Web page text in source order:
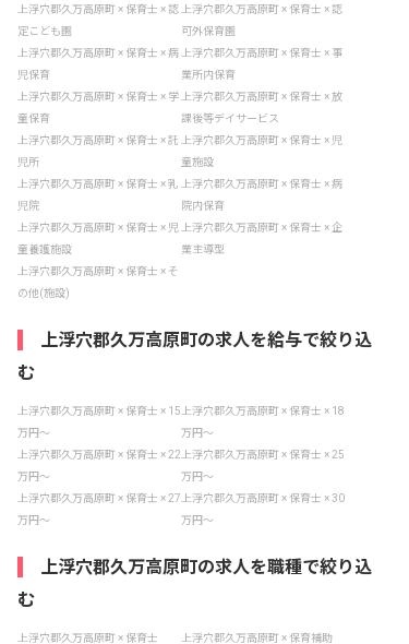
上浮穴郡久万高原町 × 保育士 × 認
定こども園
上浮穴郡久万高原町 × 保育士 × 認
可外保育園
上浮穴郡久万高原町 × 保育士 × 病
児保育
上浮穴郡久万高原町 × 保育士 × 事
業所内保育
上浮穴郡久万高原町 × 保育士 × 学
童保育
上浮穴郡久万高原町 × 保育士 × 放
課後等デイサービス
上浮穴郡久万高原町 × 保育士 × 託
児所
上浮穴郡久万高原町 × 保育士 × 児
童施設
上浮穴郡久万高原町 × 保育士 × 乳
児院
上浮穴郡久万高原町 × 保育士 × 病
院内保育
上浮穴郡久万高原町 × 保育士 × 児
童養護施設
上浮穴郡久万高原町 × 保育士 × 企
業主導型
上浮穴郡久万高原町 × 保育士 × そ
の他(施設)
上浮穴郡久万高原町の求人を給与で絞り込
む
上浮穴郡久万高原町 × 保育士 × 15
万円〜
上浮穴郡久万高原町 × 保育士 × 18
万円〜
上浮穴郡久万高原町 × 保育士 × 22
万円〜
上浮穴郡久万高原町 × 保育士 × 25
万円〜
上浮穴郡久万高原町 × 保育士 × 27
万円〜
上浮穴郡久万高原町 × 保育士 × 30
万円〜
上浮穴郡久万高原町の求人を職種で絞り込
む
上浮穴郡久万高原町 × 保育士 上浮穴郡久万高原町 × 保育補助